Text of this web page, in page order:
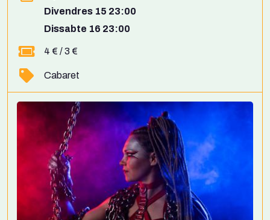
Divendres 15 23:00
Dissabte 16 23:00
4 € / 3 €
Cabaret